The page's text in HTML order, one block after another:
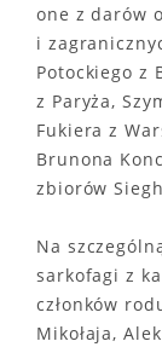
one z darów
i
Potockiego z
z Paryża,
Fukiera z
Brunona
zbiorów
Na
sarkofagi z
członków
Mikołaja,